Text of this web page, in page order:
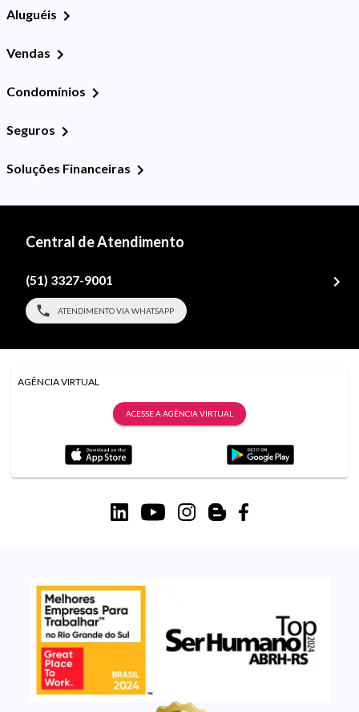
Aluguéis
Vendas
Condomínios
Seguros
Soluções Financeiras
Central de Atendimento
(51) 3327-9001
ATENDIMENTO VIA WHATSAPP
AGÊNCIA VIRTUAL
ACESSE A AGÊNCIA VIRTUAL